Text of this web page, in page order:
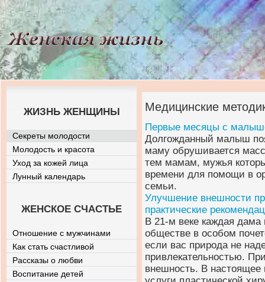
Медицинские
Первые месяцы с
Долгожданный малыш
маму обрушивается
тем мамам, мужья
времени для помощи в
семьи.
Улучшение внешности
практические
В 21-м веке каждая дама
обществе в особом
если вас природа не
привлекательностью.
внешность. В
ЖИЗНЬ ЖЕНЩИНЫ
Секреты молодости
Молодость и красота
Уход за кожей лица
Лунный календарь
ЖЕНСКОЕ СЧАСТЬЕ
Отношение с мужчинами
Как стать счастливой
Рассказы о любви
Воспитание детей